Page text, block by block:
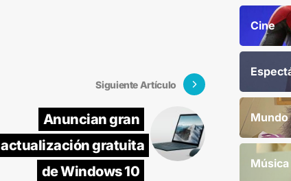
Siguiente Artículo
Anuncian gran
actualización gratuita
de Windows 10
Cine
Mundo
Música